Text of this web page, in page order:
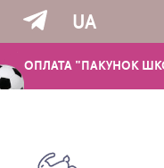
ОПЛАТА "ПАКУНОК
UA